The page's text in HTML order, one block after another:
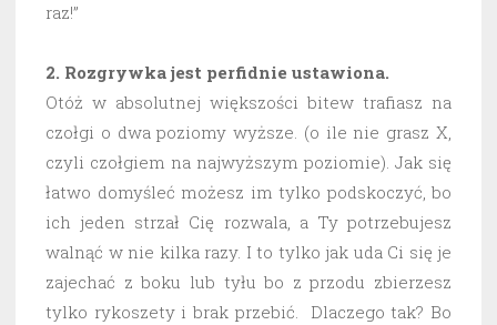
raz!”
2. Rozgrywka jest perfidnie ustawiona.
Otóż w absolutnej większości bitew trafiasz na
czołgi o dwa poziomy wyższe. (o ile nie grasz X,
czyli czołgiem na najwyższym poziomie). Jak się
łatwo domyśleć możesz im tylko podskoczyć, bo
ich jeden strzał Cię rozwala, a Ty potrzebujesz
walnąć w nie kilka razy. I to tylko jak uda Ci się je
zajechać z boku lub tyłu bo z przodu zbierzesz
tylko rykoszety i brak przebić. Dlaczego tak? Bo